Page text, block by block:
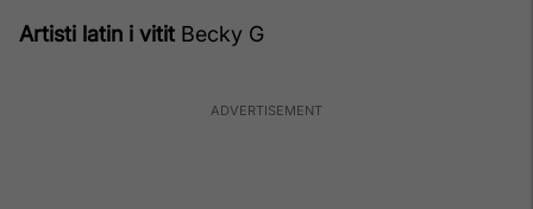
Artisti latin i vitit Becky G